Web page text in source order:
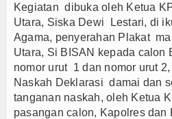
PWI dan AFPI
Nurhadi
Majalengka
Bupati
Ateng Sutisna
Kegiatan dibuka oleh Ketua
Utara, Siska Dewi Lestari, di
Agama, penyerahan Plakat
Utara, Si BISAN kepada calon
nomor urut 1 dan nomor urut
Naskah Deklarasi damai dan
tanganan naskah, oleh Ketua
pasangan calon, Kapolres dan